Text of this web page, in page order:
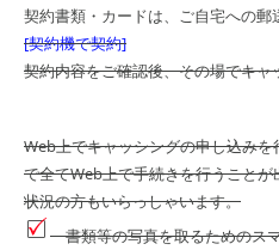
契約書類・カードは、ご自宅への郵
[契約機で契約]
契約内容をご確認後、その場でキ
Web上でキャッシングの申し込み
で全てWeb上で手続きを行うこと
状況の方もいらっしゃいます。
書類等の写真を取るためのス